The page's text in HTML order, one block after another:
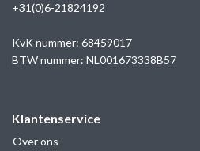
+31(0)6-21824192
KvK nummer: 68459017
BTW nummer: NL001673338B57
Klantenservice
Over ons